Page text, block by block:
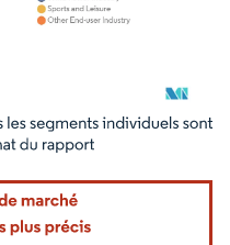
nécessite une attribution sous CC BY